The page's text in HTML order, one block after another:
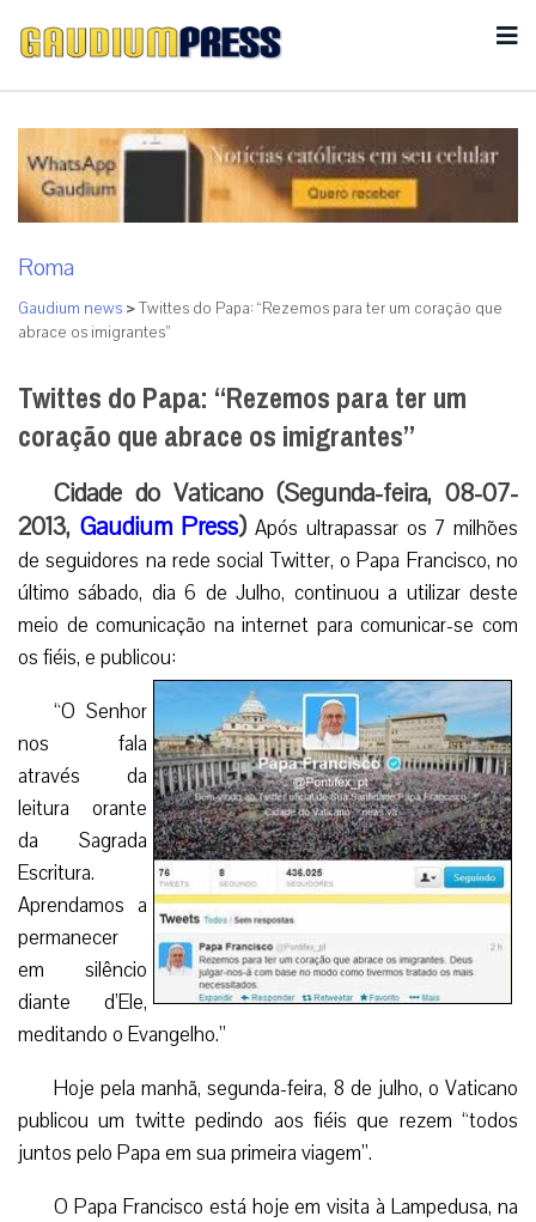
Roma
Gaudium news >Twittes do Papa: “Rezemos para ter um coração que
abrace os imigrantes”
Twittes do Papa: “Rezemos para ter um
coração que abrace os imigrantes”
Cidade do Vaticano (Segunda-feira, 08-07-
2013, Gaudium Press) Após ultrapassar os 7 milhões
de seguidores na rede social Twitter, o Papa Francisco, no
último sábado, dia 6 de Julho, continuou a utilizar deste
meio de comunicação na internet para comunicar-se com
os fiéis, e publicou:
“O Senhor
nos fala
através da
leitura orante
da Sagrada
Escritura.
Aprendamos a
permanecer
em silêncio
diante d’Ele,
meditando o Evangelho.”
Hoje pela manhã, segunda-feira, 8 de julho, o Vaticano
publicou um twitte pedindo aos fiéis que rezem “todos
juntos pelo Papa em sua primeira viagem”.
O Papa Francisco está hoje em visita à Lampedusa, na